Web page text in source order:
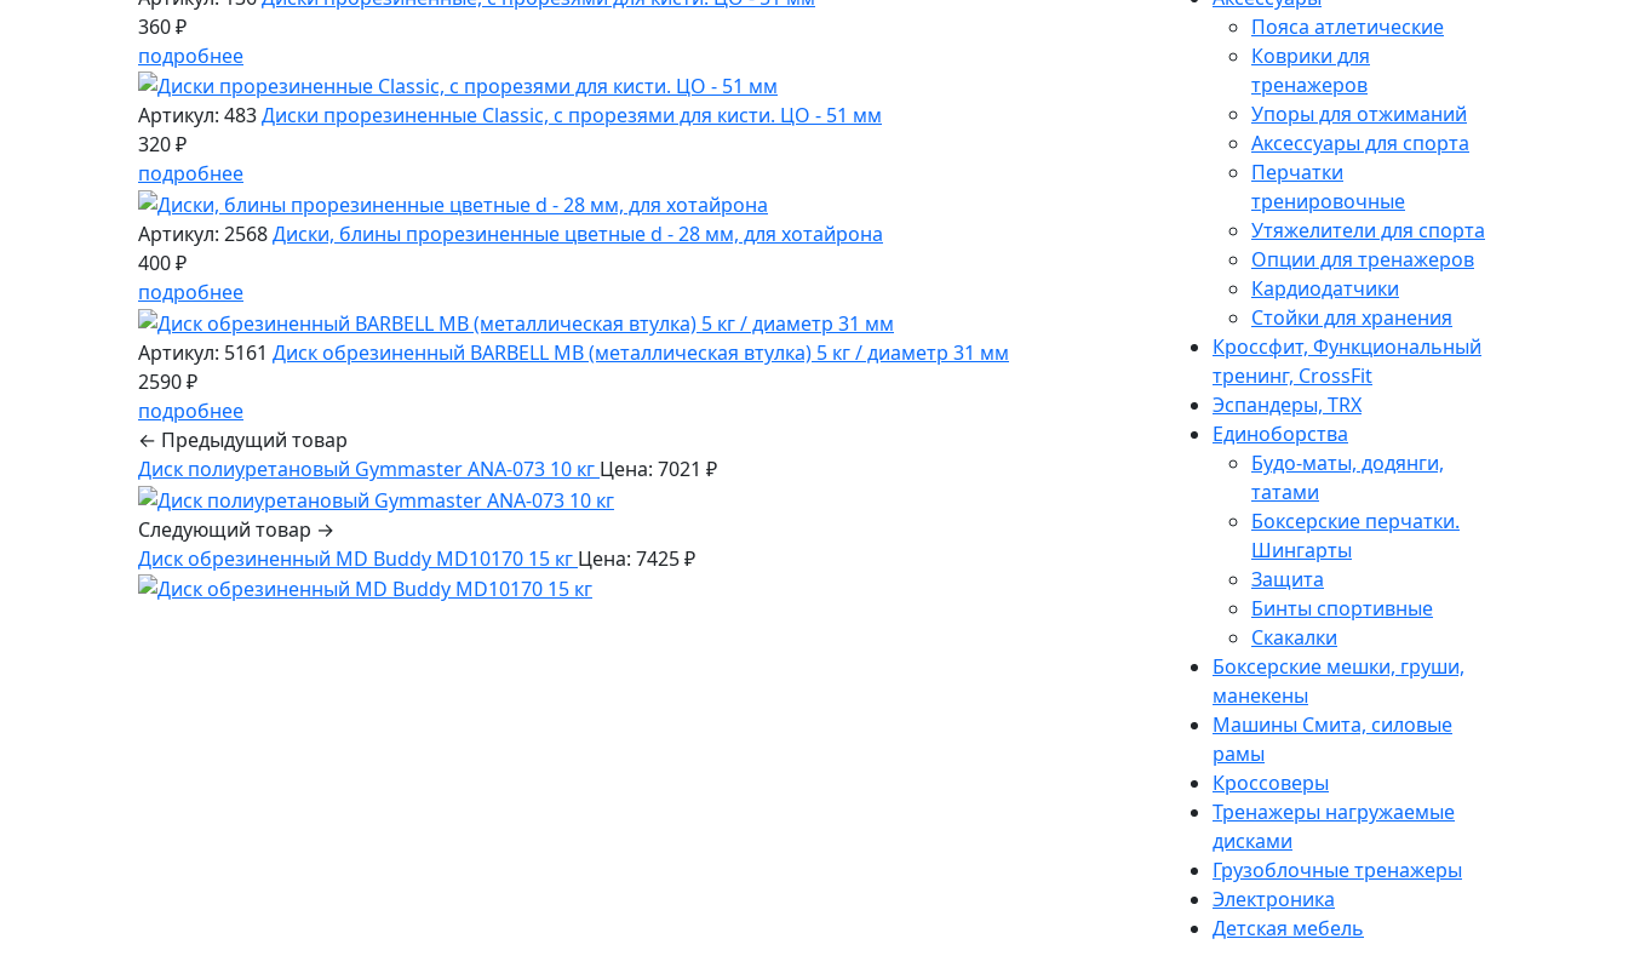
360 ₽
подробнее
Артикул: 483Диски прорезиненные Classic, с прорезями для кисти. ЦО - 51 мм
320 ₽
подробнее
Артикул: 2568Диски, блины прорезиненные цветные d - 28 мм, для хотайрона
400 ₽
подробнее
Артикул: 5161 Диск обрезиненный BARBELL MB (металлическая втулка) 5 кг / диаметр 31 мм
2590 ₽
подробнее
← Предыдущий товар
Диск полиуретановый Gymmaster ANA-073 10 кг Цена: 7021 ₽
Следующий товар →
Диск обрезиненный MD Buddy MD10170 15 кг Цена: 7425 ₽
Пояса атлетические
Коврики для
тренажеров
Упоры для отжиманий
Аксессуары для спорта
Перчатки
тренировочные
Утяжелители для спорта
Опции для тренажеров
Кардиодатчики
Стойки для хранения
Кроссфит, Функциональный
тренинг, CrossFit
Эспандеры, TRX
Единоборства
Будо-маты, додянги,
татами
Боксерские перчатки.
Шингарты
Защита
Бинты спортивные
Скакалки
Боксерские мешки, груши,
манекены
Машины Смита, силовые
рамы
Кроссоверы
Тренажеры нагружаемые
дисками
Грузоблочные тренажеры
Электроника
Детская мебель